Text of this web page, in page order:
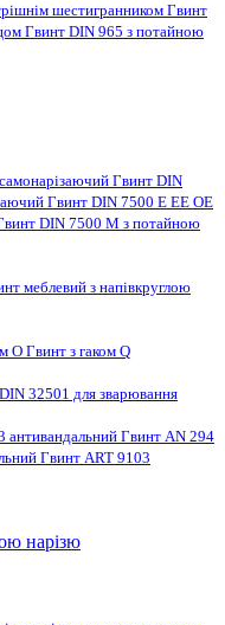
шестигранником Гвинт
Гвинт DIN 965 з потайною
Гвинт DIN
Гвинт DIN 7500 E EE OE
DIN 7500 M з потайною
меблевий з напівкруглою
O Гвинт з гаком Q
32501 для зварювання
антивандальнийГвинт AN 294
Гвинт ART 9103
нарізю